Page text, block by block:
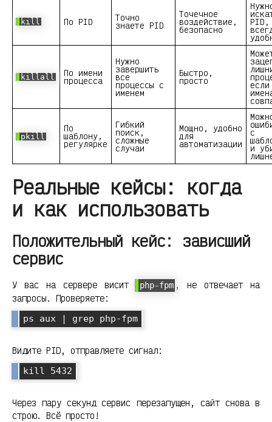
kill По PID Точно
знаете PID
Точечное
воздействие,
безопасно
killall По имени
процесса
Нужно
завершить
все
процессы с
именем
Быстро,
просто если
pkill
По
шаблону,
регулярке
Гибкий
поиск,
сложные
случаи
Мощно, удобно
для
автоматизации
с
и
Реальные кейсы: когда
и как использовать
Положительный кейс: зависший
сервис
У вас на сервере висит php-fpm , не отвечает на
запросы. Проверяете:
ps aux | grep php-fpm
Видите PID, отправляете сигнал:
kill 5432
Через пару секунд сервис перезапущен, сайт снова в
строю. Всё просто!